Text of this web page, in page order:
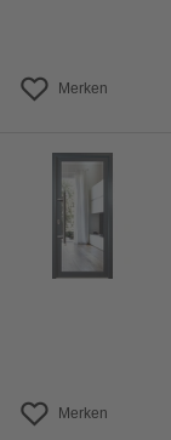
Merken
Merken